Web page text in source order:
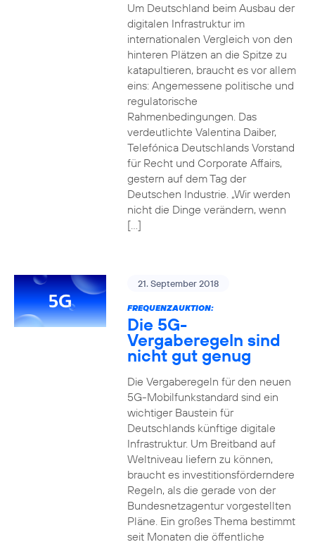
Um Deutschland beim Ausbau der
digitalen Infrastruktur im
internationalen Vergleich von den
hinteren Plätzen an die Spitze zu
katapultieren, braucht es vor allem
eins: Angemessene politische und
regulatorische
Rahmenbedingungen. Das
verdeutlichte Valentina Daiber,
Telefónica Deutschlands Vorstand
für Recht und Corporate Affairs,
gestern auf dem Tag der
Deutschen Industrie. „Wir werden
nicht die Dinge verändern, wenn
[…]
21. September 2018
FREQUENZAUKTION:
Die 5G-
Vergaberegeln sind
nicht gut genug
Die Vergaberegeln für den neuen
5G-Mobilfunkstandard sind ein
wichtiger Baustein für
Deutschlands künftige digitale
Infrastruktur. Um Breitband auf
Weltniveau liefern zu können,
braucht es investitionsförderndere
Regeln, als die gerade von der
Bundesnetzagentur vorgestellten
Pläne. Ein großes Thema bestimmt
seit Monaten die öffentliche